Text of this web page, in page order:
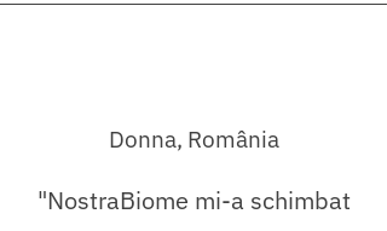
Donna, România
"NostraBiome mi-a schimbat